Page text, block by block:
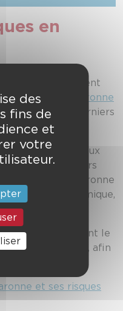
en
et de
est un document
en Haute-Garonne
de ces derniers
d'urgence aux
plusieurs
en Haute-Garonne
risque sismique,
en combinant le
de l’intervention, afin
et ses risques
des
fins de
et
votre